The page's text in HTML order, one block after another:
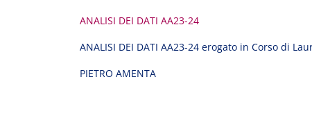
ANALISI DEI DATI AA23-24
ANALISI DEI DATI AA23-24 erogato in Corso di
PIETRO AMENTA